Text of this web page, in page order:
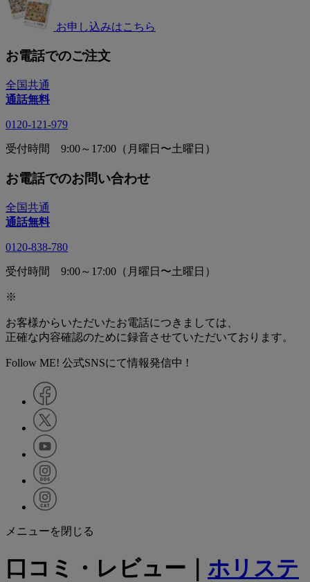
お申し込みはこちら
お電話でのご注文
全国共通
通話無料
0120-121-979
受付時間 9:00～17:00（月曜日〜土曜日）
お電話でのお問い合わせ
全国共通
通話無料
0120-838-780
受付時間 9:00～17:00（月曜日〜土曜日）
※
お客様からいただいたお電話につきましては、
正確な内容確認のために録音させていただいております。
Follow ME! 公式SNSにて情報発信中 !
メニューを閉じる
口コミ・レビュー｜ ホリステ